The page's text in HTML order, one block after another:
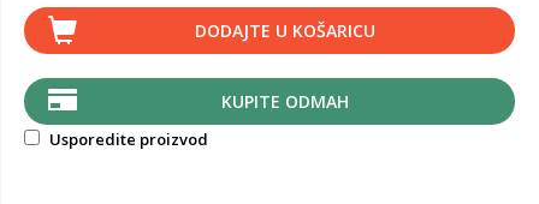
DODAJTE U KOŠARICU
KUPITE ODMAH
Usporedite proizvod